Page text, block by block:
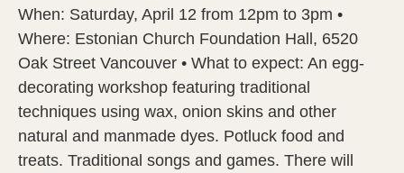
When: Saturday, April 12 from 12pm to 3pm •
Where: Estonian Church Foundation Hall, 6520
Oak Street Vancouver • What to expect: An egg-
decorating workshop featuring traditional
techniques using wax, onion skins and other
natural and manmade dyes. Potluck food and
treats. Traditional songs and games. There will